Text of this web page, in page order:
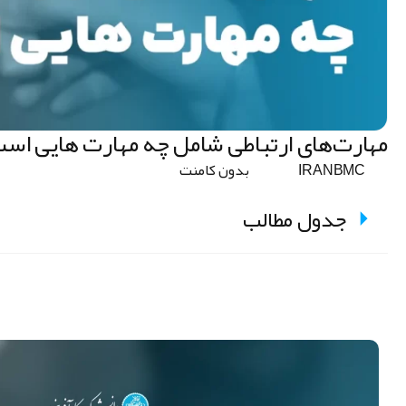
مهارت‌های ارتباطی شامل چه مهارت هایی
IRANBMC بدون کامنت
جدول مطالب